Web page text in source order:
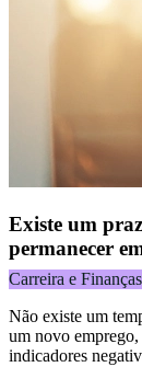
Existe um
permanecer
Carreira e Finanças
Não existe um
um novo
indicadores